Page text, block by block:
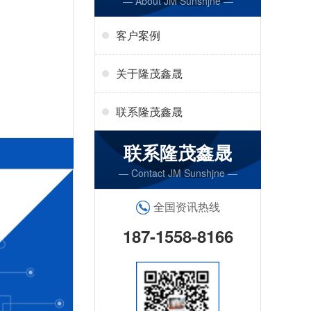
客户案例
关于隆茂鑫晟
联系隆茂鑫晟
联系隆茂鑫晟
— Contact JM Sunshjne —
全国资讯热线
187-1558-8166